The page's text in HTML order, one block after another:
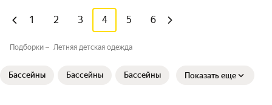
1 2 3 4 5 6
Подборки Летняя детская одежда
Бассейны Бассейны Бассейны Показать еще